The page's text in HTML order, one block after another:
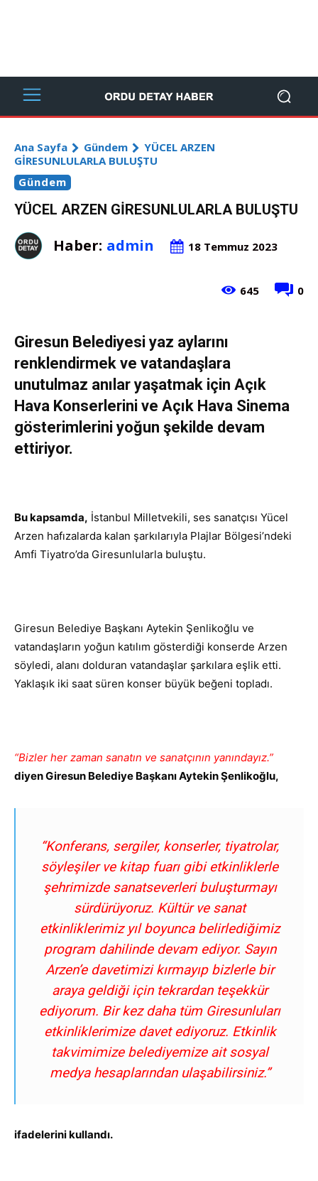
Ana Sayfa Gündem
YÜCEL ARZEN
GİRESUNLULARLA BULUŞTU
Gündem
YÜCEL ARZEN GİRESUNLULARLA BULUŞTU
Haber: admin 18 Temmuz 2023
0
645
Giresun Belediyesi yaz aylarını
renklendirmek ve vatandaşlara
unutulmaz anılar yaşatmak için Açık
Hava Konserlerini ve Açık Hava Sinema
gösterimlerini yoğun şekilde devam
ettiriyor.
Bu kapsamda, İstanbul Milletvekili, ses sanatçısı Yücel
Arzen hafızalarda kalan şarkılarıyla Plajlar Bölgesi’ndeki
Amfi Tiyatro’da Giresunlularla buluştu.
Giresun Belediye Başkanı Aytekin Şenlikoğlu ve
vatandaşların yoğun katılım gösterdiği konserde Arzen
söyledi, alanı dolduran vatandaşlar şarkılara eşlik etti.
Yaklaşık iki saat süren konser büyük beğeni topladı.
“Bizler her zaman sanatın ve sanatçının yanındayız.”
diyen Giresun Belediye Başkanı Aytekin Şenlikoğlu,
“Konferans, sergiler, konserler, tiyatrolar,
söyleşiler ve kitap fuarı gibi etkinliklerle
şehrimizde sanatseverleri buluşturmayı
sürdürüyoruz. Kültür ve sanat
etkinliklerimiz yıl boyunca belirlediğimiz
program dahilinde devam ediyor. Sayın
Arzen’e davetimizi kırmayıp bizlerle bir
araya geldiği için tekrardan teşekkür
ediyorum. Bir kez daha tüm Giresunluları
etkinliklerimize davet ediyoruz. Etkinlik
takvimimize belediyemize ait sosyal
medya hesaplarından ulaşabilirsiniz.”
ifadelerini kullandı.